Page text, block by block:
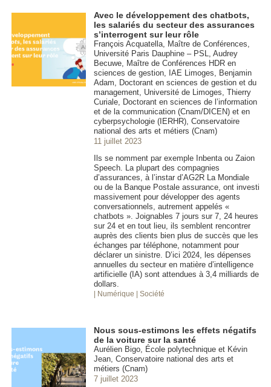
Avec le développement des chatbots,
les salariés du secteur des assurances
s’interrogent sur leur rôle
François Acquatella, Maître de Conférences,
Université Paris Dauphine – PSL, Audrey
Becuwe, Maître de Conférences HDR en
sciences de gestion, IAE Limoges, Benjamin
Adam, Doctorant en sciences de gestion et du
management, Université de Limoges, Thierry
Curiale, Doctorant en sciences de l’information
et de la communication (Cnam/DICEN) et en
cyberpsychologie (IERHR), Conservatoire
national des arts et métiers (Cnam)
11 juillet 2023
Ils se nomment par exemple Inbenta ou Zaion
Speech. La plupart des compagnies
d’assurances, à l’instar d’AG2R La Mondiale
ou de la Banque Postale assurance, ont investi
massivement pour développer des agents
conversationnels, autrement appelés «
chatbots ». Joignables 7 jours sur 7, 24 heures
sur 24 et en tout lieu, ils semblent rencontrer
auprès des clients bien plus de succès que les
échanges par téléphone, notamment pour
déclarer un sinistre. D’ici 2024, les dépenses
annuelles du secteur en matière d’intelligence
artificielle (IA) sont attendues à 3,4 milliards de
dollars.
| Numérique | Société
Nous sous-estimons les effets négatifs
de la voiture sur la santé
Aurélien Bigo, École polytechnique et Kévin
Jean, Conservatoire national des arts et
métiers (Cnam)
7 juillet 2023